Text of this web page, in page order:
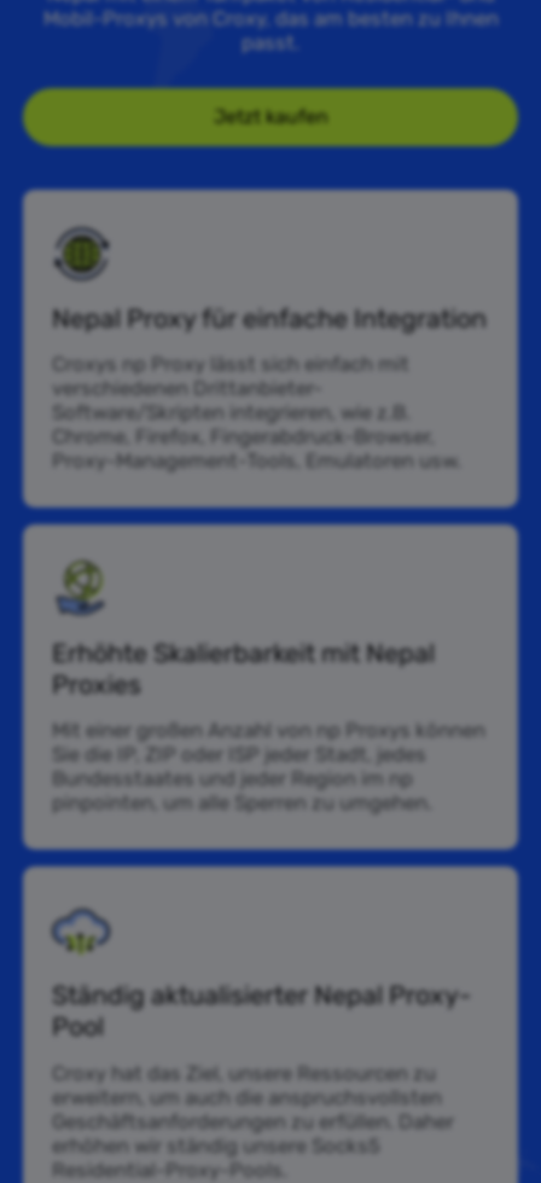
Mobil-Proxys von Croxy, das am besten zu Ihnen
passt.
Jetzt kaufen
Nepal Proxy für einfache Integration
Croxys np Proxy lässt sich einfach mit
verschiedenen Drittanbieter-
Software/Skripten integrieren, wie z.B.
Chrome, Firefox, Fingerabdruck-Browser,
Proxy-Management-Tools, Emulatoren usw.
Erhöhte Skalierbarkeit mit Nepal
Proxies
Mit einer großen Anzahl von np Proxys können
Sie die IP, ZIP oder ISP jeder Stadt, jedes
Bundesstaates und jeder Region im np
pinpointen, um alle Sperren zu umgehen.
Ständig aktualisierter Nepal Proxy-
Pool
Croxy hat das Ziel, unsere Ressourcen zu
erweitern, um auch die anspruchsvollsten
Geschäftsanforderungen zu erfüllen. Daher
erhöhen wir ständig unsere Socks5
Residential-Proxy-Pools.